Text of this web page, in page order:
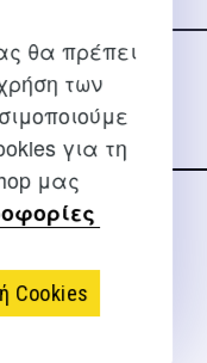
θα πρέπει
των
για τη
μας
Cookies